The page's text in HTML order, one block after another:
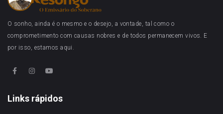
O sonho, ainda é o mesmo e o desejo, a vontade, tal como o
comprometimento com causas nobres e de todos permanecem vivos. E
por isso, estamos aqui.
Links rápidos